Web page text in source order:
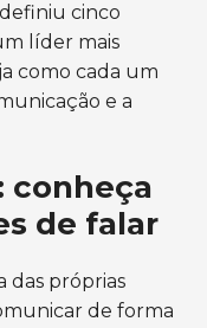
cinco
líder mais
como cada um
e a
conheça
de falar
das próprias
de forma